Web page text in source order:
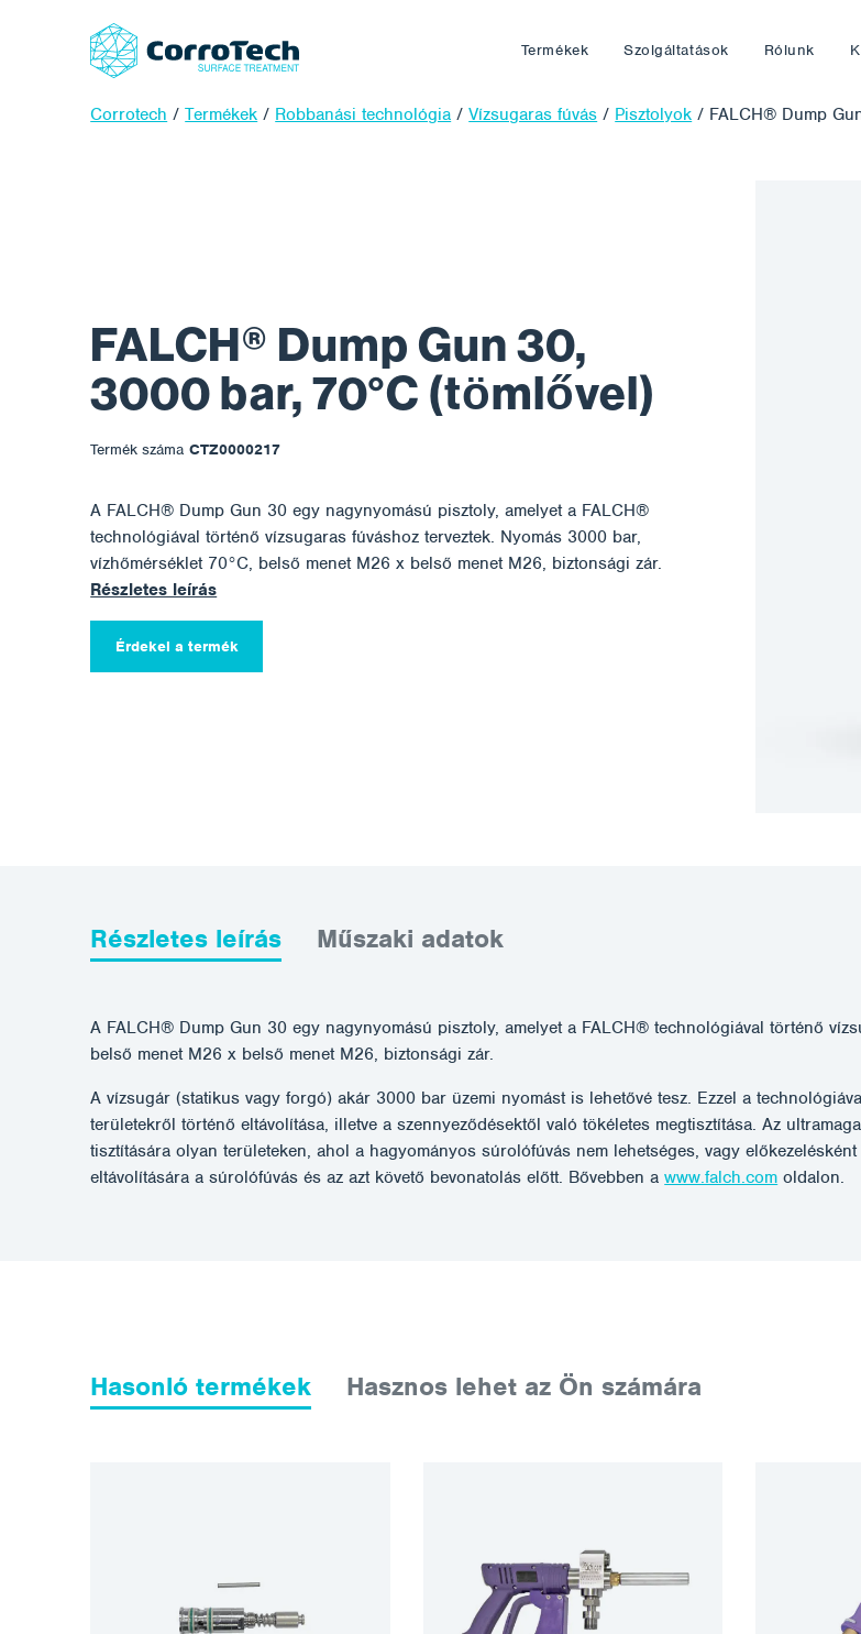
Termékek Szolgáltatások Rólunk
Corrotech /Termékek / Robbanási technológia /Vízsugaras fúvás / Pisztolyok / FALCH® Dump
FALCH® Dump Gun 30,
3000 bar, 70°C (tömlővel)
Termék száma CTZ0000217
A FALCH® Dump Gun 30 egy nagynyomású pisztoly, amelyet a FALCH®
technológiával történő vízsugaras fúváshoz terveztek. Nyomás 3000 bar,
vízhőmérséklet 70°C, belső menet M26 x belső menet M26, biztonsági zár.
Részletes leírás
Érdekel a termék
Részletes leírás Műszaki adatok
A FALCH® Dump Gun 30 egy nagynyomású pisztoly, amelyet a FALCH® technológiával történő
belső menet M26 x belső menet M26, biztonsági zár.
A vízsugár (statikus vagy forgó) akár 3000 bar üzemi nyomást is lehetővé tesz. Ezzel a
területekről történő eltávolítása, illetve a szennyeződésektől való tökéletes megtisztítása. Az
tisztítására olyan területeken, ahol a hagyományos súrolófúvás nem lehetséges, vagy
eltávolítására a súrolófúvás és az azt követő bevonatolás előtt. Bővebben awww.falch.com oldalon.
Hasonló termékek Hasznos lehet az Ön számára